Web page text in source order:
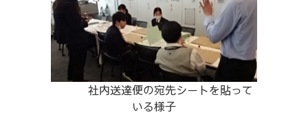
社内送達便の宛先シートを貼って
いる様子